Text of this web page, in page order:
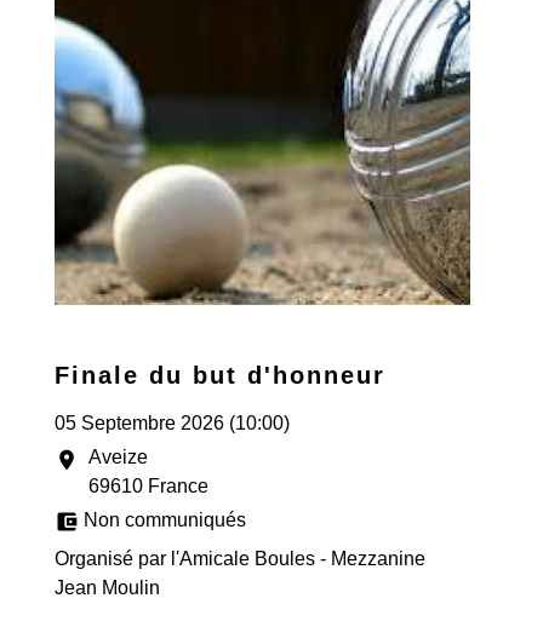
Finale du but d'honneur
05 Septembre 2026 (10:00)
location_on
Aveize
69610 France
account_balance_wallet Non communiqués
Organisé par l'Amicale Boules - Mezzanine
Jean Moulin